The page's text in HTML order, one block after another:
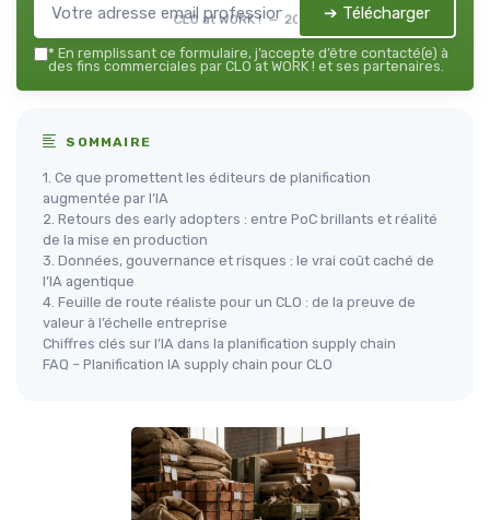
CLO at WORK ! — 2026 ➔ Télécharger
* En remplissant ce formulaire, j’accepte d’être contacté(e) à
des fins commerciales par CLO at WORK ! et ses partenaires.
SOMMAIRE
1. Ce que promettent les éditeurs de planification
augmentée par l’IA
2. Retours des early adopters : entre PoC brillants et réalité
de la mise en production
3. Données, gouvernance et risques : le vrai coût caché de
l’IA agentique
4. Feuille de route réaliste pour un CLO : de la preuve de
valeur à l’échelle entreprise
Chiffres clés sur l’IA dans la planification supply chain
FAQ – Planification IA supply chain pour CLO